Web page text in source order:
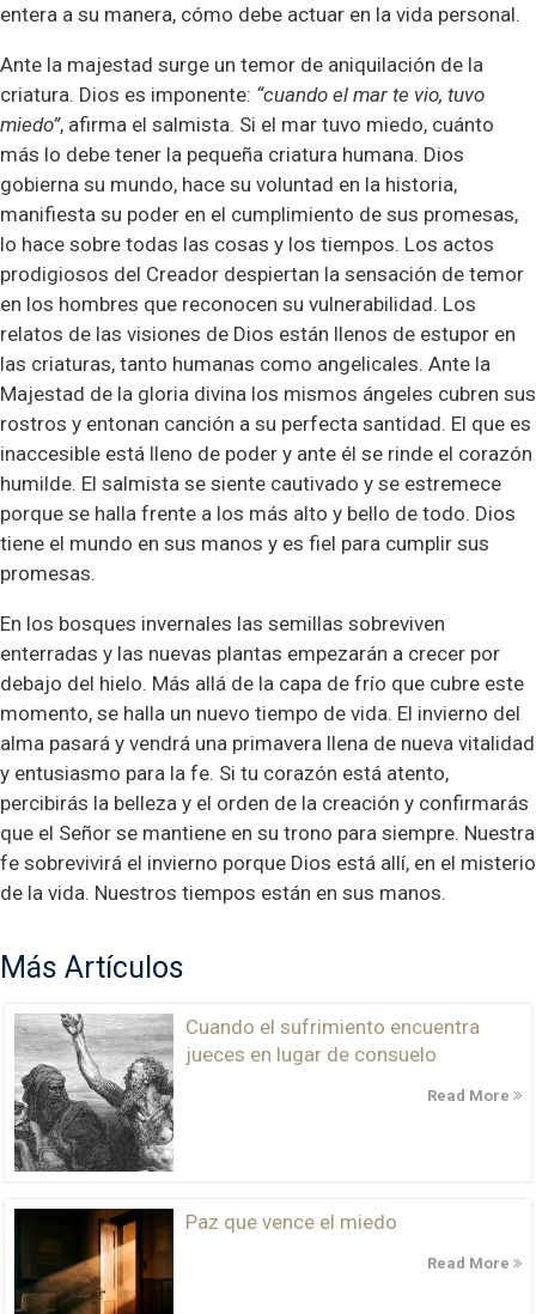
entera a su manera, cómo debe actuar en la vida personal.
Ante la majestad surge un temor de aniquilación de la
criatura. Dios es imponente: “cuando el mar te vio, tuvo
miedo”, afirma el salmista. Si el mar tuvo miedo, cuánto
más lo debe tener la pequeña criatura humana. Dios
gobierna su mundo, hace su voluntad en la historia,
manifiesta su poder en el cumplimiento de sus promesas,
lo hace sobre todas las cosas y los tiempos. Los actos
prodigiosos del Creador despiertan la sensación de temor
en los hombres que reconocen su vulnerabilidad. Los
relatos de las visiones de Dios están llenos de estupor en
las criaturas, tanto humanas como angelicales. Ante la
Majestad de la gloria divina los mismos ángeles cubren sus
rostros y entonan canción a su perfecta santidad. El que es
inaccesible está lleno de poder y ante él se rinde el corazón
humilde. El salmista se siente cautivado y se estremece
porque se halla frente a los más alto y bello de todo. Dios
tiene el mundo en sus manos y es fiel para cumplir sus
promesas.
En los bosques invernales las semillas sobreviven
enterradas y las nuevas plantas empezarán a crecer por
debajo del hielo. Más allá de la capa de frío que cubre este
momento, se halla un nuevo tiempo de vida. El invierno del
alma pasará y vendrá una primavera llena de nueva vitalidad
y entusiasmo para la fe. Si tu corazón está atento,
percibirás la belleza y el orden de la creación y confirmarás
que el Señor se mantiene en su trono para siempre. Nuestra
fe sobrevivirá el invierno porque Dios está allí, en el misterio
de la vida. Nuestros tiempos están en sus manos.
Más Artículos
Cuando el sufrimiento encuentra
jueces en lugar de consuelo
Read More
Paz que vence el miedo
Read More